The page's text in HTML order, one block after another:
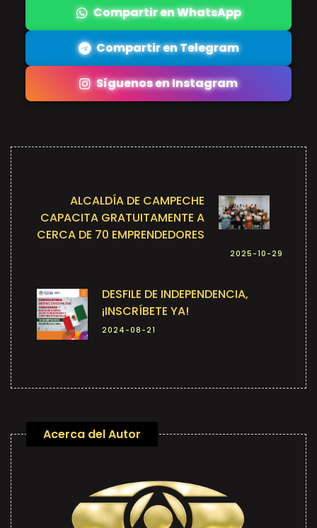
Compartir en WhatsApp
Compartir en Telegram
Síguenos en Instagram
ALCALDÍA DE CAMPECHE
CAPACITA GRATUITAMENTE A
CERCA DE 70 EMPRENDEDORES
2025-10-29
DESFILE DE INDEPENDENCIA,
¡INSCRÍBETE YA!
2024-08-21
Acerca del Autor